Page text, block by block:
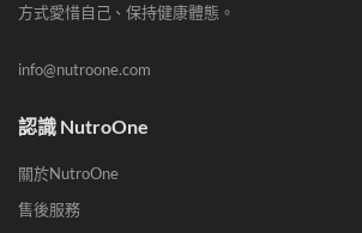
方式愛惜自己、保持健康體態。
info@nutroone.com
認識 NutroOne
關於NutroOne
售後服務